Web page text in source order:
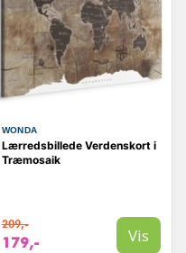
WONDA
Lærredsbillede Verdenskort i
Træmosaik
209,-
179,- Vis